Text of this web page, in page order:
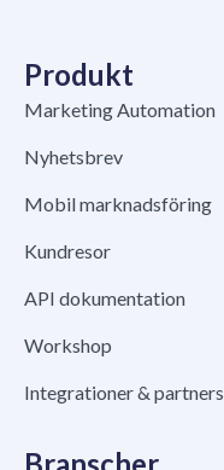
Produkt
Marketing Automation
Nyhetsbrev
Mobil marknadsföring
Kundresor
API dokumentation
Workshop
Integrationer & partners